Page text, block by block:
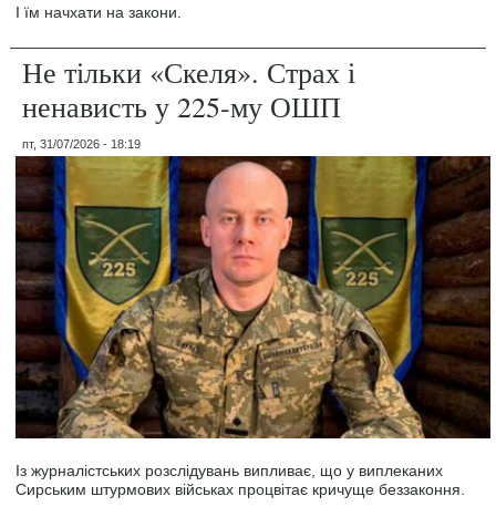
І їм начхати на закони.
Не тільки «Скеля». Страх і
ненависть у 225-му ОШП
пт, 31/07/2026 - 18:19
Із журналістських розслідувань випливає, що у виплеканих
Сирським штурмових військах процвітає кричуще беззаконня.